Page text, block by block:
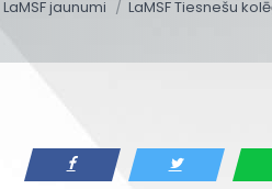
LaMSF jaunumi LaMSF Tiesnešu